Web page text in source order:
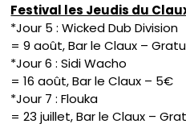
Festival les Jeudis du
*Jour 5 : Wicked Dub Division
= 9 août, Bar le Claux –
*Jour 6 : Sidi Wacho
= 16 août, Bar le Claux – 5€
*Jour 7 : Flouka
= 23 juillet, Bar le Claux –